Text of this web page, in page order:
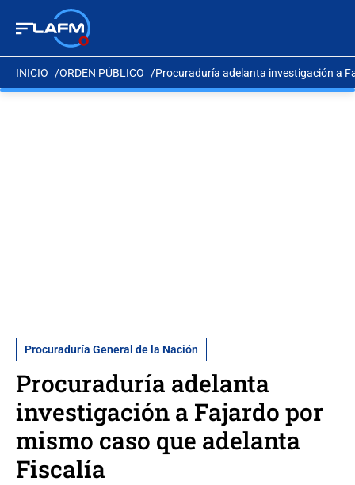
INICIO ORDEN PÚBLICO Procuraduría adelanta investigación a
Procuraduría General de la Nación
Procuraduría adelanta
investigación a Fajardo por
mismo caso que adelanta
Fiscalía